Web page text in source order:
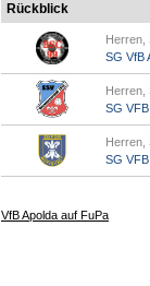
Rückblick
Herren,
SG VfB
Herren,
SG
Herren,
SG
VfB Apolda auf FuPa